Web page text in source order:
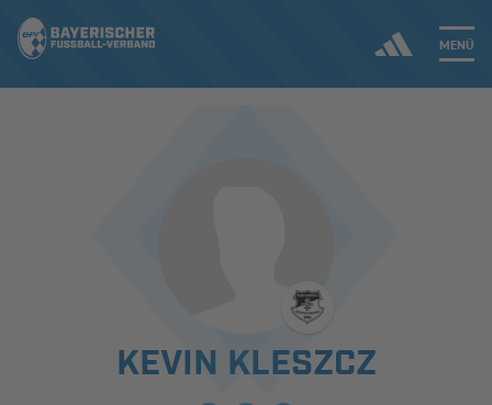
MENÜ
SPIELBETRIEB & VERBANDSLEBEN
AUSBILDUNG & FÖRDERUNG
KEVIN KLESZCZ